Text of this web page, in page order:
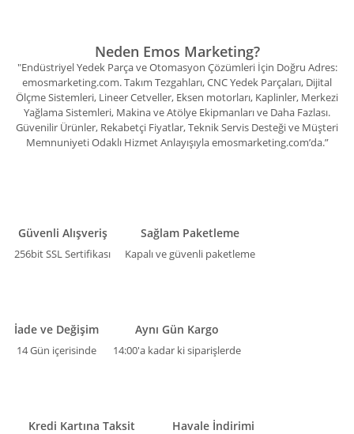
Neden Emos Marketing?
"Endüstriyel Yedek Parça ve Otomasyon Çözümleri İçin Doğru Adres:
emosmarketing.com. Takım Tezgahları, CNC Yedek Parçaları, Dijital
Ölçme Sistemleri, Lineer Cetveller, Eksen motorları, Kaplinler, Merkezi
Yağlama Sistemleri, Makina ve Atölye Ekipmanları ve Daha Fazlası.
Güvenilir Ürünler, Rekabetçi Fiyatlar, Teknik Servis Desteği ve Müşteri
Memnuniyeti Odaklı Hizmet Anlayışıyla emosmarketing.com’da.”
Güvenli Alışveriş
256bit SSL Sertifikası
Sağlam Paketleme
Kapalı ve güvenli paketleme
İade ve Değişim
14 Gün içerisinde
Aynı Gün Kargo
14:00'a kadar ki siparişlerde
Kredi Kartına Taksit Havale İndirimi